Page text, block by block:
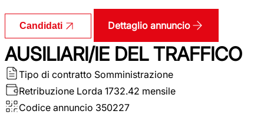
Candidati Dettaglio annuncio
AUSILIARI/IE DEL TRAFFICO
Tipo di contratto Somministrazione
Retribuzione Lorda 1732.42 mensile
Codice annuncio 350227